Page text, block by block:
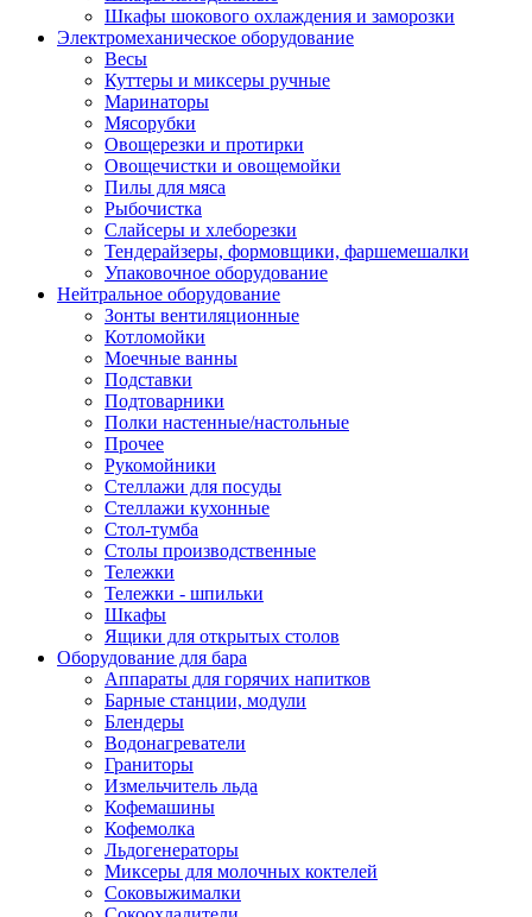
Шкафы шокового охлаждения и заморозки
Электромеханическое оборудование
Весы
Куттеры и миксеры ручные
Маринаторы
Мясорубки
Овощерезки и протирки
Овощечистки и овощемойки
Пилы для мяса
Рыбочистка
Слайсеры и хлеборезки
Тендерайзеры, формовщики, фаршемешалки
Упаковочное оборудование
Нейтральное оборудование
Зонты вентиляционные
Котломойки
Моечные ванны
Подставки
Подтоварники
Полки настенные/настольные
Прочее
Рукомойники
Стеллажи для посуды
Стеллажи кухонные
Стол-тумба
Столы производственные
Тележки
Тележки - шпильки
Шкафы
Ящики для открытых столов
Оборудование для бара
Аппараты для горячих напитков
Барные станции, модули
Блендеры
Водонагреватели
Граниторы
Измельчитель льда
Кофемашины
Кофемолка
Льдогенераторы
Миксеры для молочных коктелей
Соковыжималки